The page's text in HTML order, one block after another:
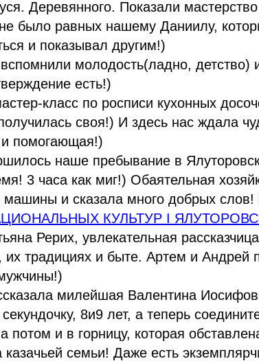
Деревянного. Показали
было равных нашему Даниилу,
и показывал другим!)
молодость(ладно, детство)
есть!)
класс по росписи кухонных
своя!) И здесь нас ждала
и помогающая!)
наше пребывание в
3 часа как миг!) Обаятельная
машины и сказала много добрых
КУЛЬТУР I
Рерих, увлекательная
их традициях и быте. Артем и Андрей
милейшая Валентина
8и9 лет, а теперь
а потом и в горницу, которая
семьи! Даже есть